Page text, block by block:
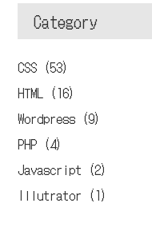
Category
CSS (53)
HTML (16)
Wordpress (9)
PHP (4)
Javascript (2)
Illutrator (1)